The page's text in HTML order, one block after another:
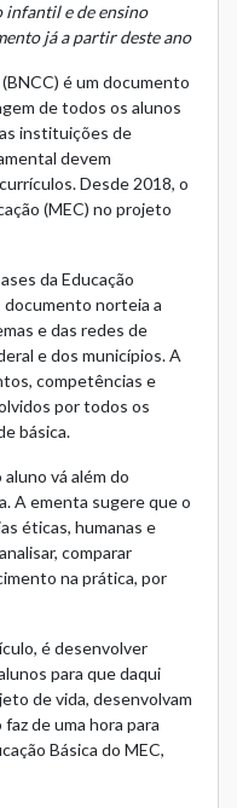
infantil e de ensino
já a partir deste ano
é um documento
de todos os alunos
instituições de
devem
Desde 2018, o
(MEC) no projeto
da Educação
documento norteia a
e das redes de
e dos municípios. A
competências e
por todos os
básica.
vá além do
A ementa sugere que o
éticas, humanas e
comparar
na prática, por
é desenvolver
para que daqui
de vida, desenvolvam
de uma hora para
Básica do MEC,